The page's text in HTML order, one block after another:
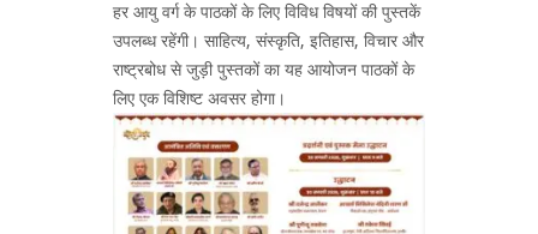
हर आयु वर्ग के पाठकों के लिए विविध विषयों की पुस्तकें
उपलब्ध रहेंगी। साहित्य, संस्कृति, इतिहास, विचार और
राष्ट्रबोध से जुड़ी पुस्तकों का यह आयोजन पाठकों के
लिए एक विशिष्ट अवसर होगा।